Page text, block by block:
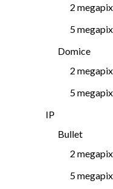
2
5
Domice
2
5
IP
Bullet
2
5